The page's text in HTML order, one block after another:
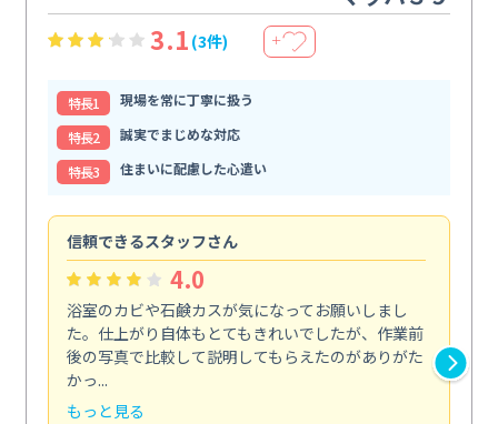
3.1 (3件) ＋
特⻑1
現場を常に丁寧に扱う
特⻑2
誠実でまじめな対応
特⻑3
住まいに配慮した心遣い
信頼できるスタッフさん
4.0
浴室のカビや石鹸カスが気になってお願いしまし
た。仕上がり自体もとてもきれいでしたが、作業前
後の写真で比較して説明してもらえたのがありがた
かっ...
もっと見る